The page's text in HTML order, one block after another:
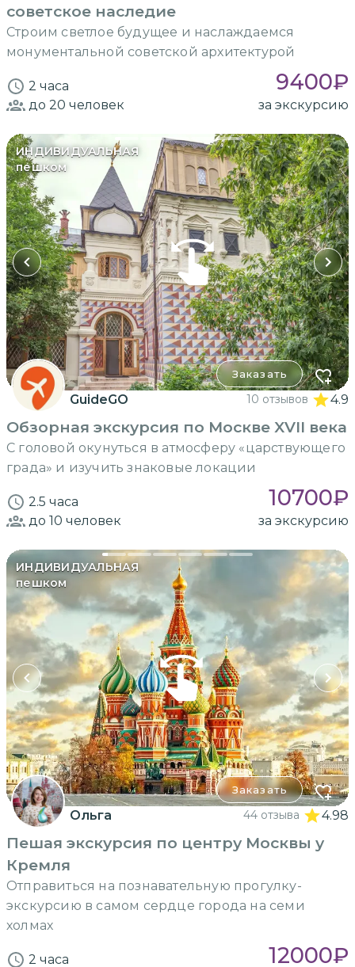
советское наследие
Строим светлое будущее и наслаждаемся
монументальной советской архитектурой
2 часа 9400₽
до 20 человек за экскурсию
ИНДИВИДУАЛЬНАЯ
пешком
Заказать
GuideGO 10 отзывов 4.9
Обзорная экскурсия по Москве XVII века
С головой окунуться в атмосферу «царствующего
града» и изучить знаковые локации
2.5 часа 10700₽
до 10 человек за экскурсию
ИНДИВИДУАЛЬНАЯ
пешком
Заказать
Ольга 44 отзыва 4.98
Пешая экскурсия по центру Москвы у
Кремля
Отправиться на познавательную прогулку-
экскурсию в самом сердце города на семи
холмах
2 часа 12000₽